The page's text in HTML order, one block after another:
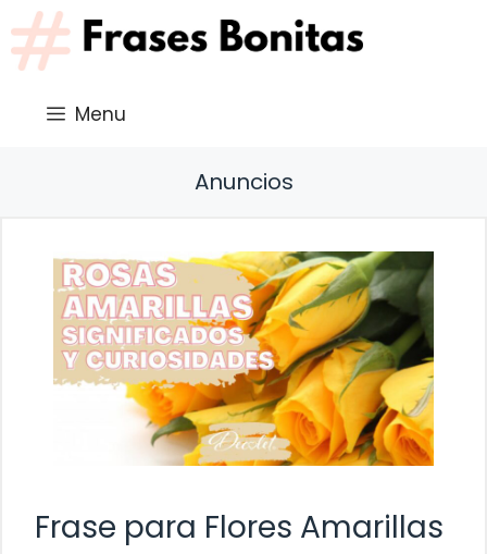
Saltar
al
contenido
Menu
Anuncios
Frase para Flores Amarillas